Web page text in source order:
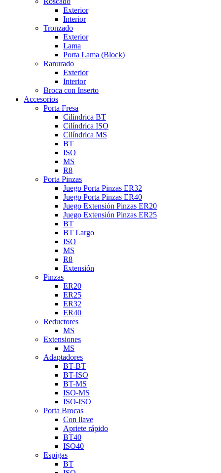
Exterior
Interior
Tronzado
Exterior
Lama
Porta Lama (Block)
Ranurado
Exterior
Interior
Broca con Inserto
Accesorios
Porta Fresa
Cilíndrica BT
Cilíndrica ISO
Cilíndrica MS
BT
ISO
MS
R8
Porta Pinzas
Juego Porta Pinzas ER32
Juego Porta Pinzas ER40
Juego Extensión Pinzas ER20
Juego Extensión Pinzas ER25
BT
BT Largo
ISO
MS
R8
Extensión
Pinzas
ER20
ER25
ER32
ER40
Reductores
MS
Extensiones
MS
Adaptadores
BT-BT
BT-ISO
BT-MS
ISO-MS
ISO-ISO
Porta Brocas
Con llave
Apriete rápido
BT40
ISO40
Espigas
BT